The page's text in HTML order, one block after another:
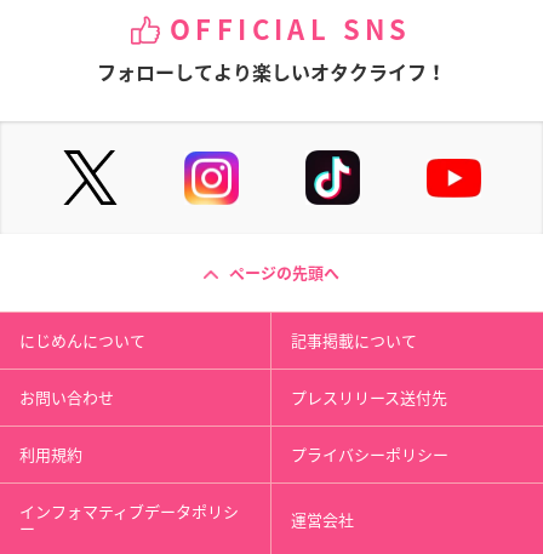
OFFICIAL SNS
フォローしてより楽しいオタクライフ！
ページの先頭へ
にじめんについて 記事掲載について
お問い合わせ プレスリリース送付先
利用規約 プライバシーポリシー
インフォマティブデータポリシ
ー 運営会社